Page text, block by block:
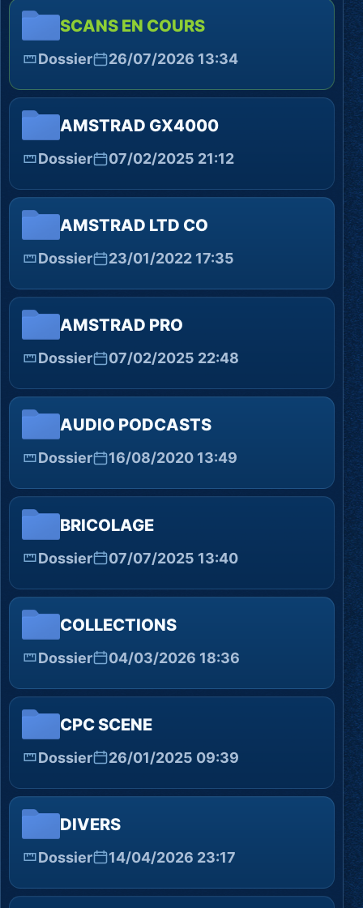
SCANS EN COURS
Dossier 26/07/2026 13:34
AMSTRAD GX4000
Dossier 07/02/2025 21:12
AMSTRAD LTD CO
Dossier 23/01/2022 17:35
AMSTRAD PRO
Dossier 07/02/2025 22:48
AUDIO PODCASTS
Dossier 16/08/2020 13:49
BRICOLAGE
Dossier 07/07/2025 13:40
COLLECTIONS
Dossier 04/03/2026 18:36
CPC SCENE
Dossier 26/01/2025 09:39
DIVERS
Dossier 14/04/2026 23:17